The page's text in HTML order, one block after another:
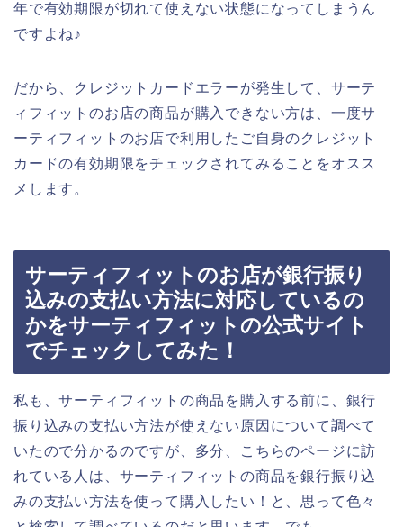
年で有効期限が切れて使えない状態になってしまうん
ですよね♪
だから、クレジットカードエラーが発生して、サーテ
ィフィットのお店の商品が購入できない方は、一度サ
ーティフィットのお店で利用したご自身のクレジット
カードの有効期限をチェックされてみることをオスス
メします。
サーティフィットのお店が銀行振り
込みの支払い方法に対応しているの
かをサーティフィットの公式サイト
でチェックしてみた！
私も、サーティフィットの商品を購入する前に、銀行
振り込みの支払い方法が使えない原因について調べて
いたので分かるのですが、多分、こちらのページに訪
れている人は、サーティフィットの商品を銀行振り込
みの支払い方法を使って購入したい！と、思って色々